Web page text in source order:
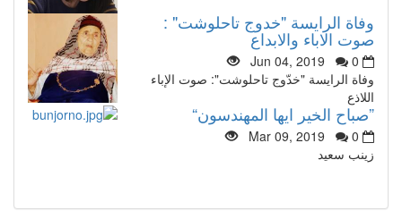
وفاة الرايسة "خدوج تاحلوشت" :
صوت الاباء والابداع
Jun 04, 2019
0
وفاة الرايسة "خدّوج تاحلوشت": صوت الإباء
اللاذع
”صباح الخير ايها المهندسون“
Mar 09, 2019
0
زينب سعيد